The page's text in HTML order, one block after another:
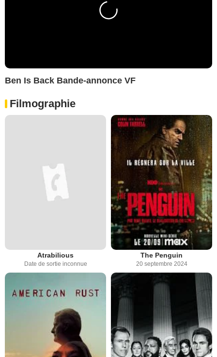
Ben Is Back Bande-annonce VF
Filmographie
Atrabilious
Date de sortie inconnue
The Penguin
20 septembre 2024